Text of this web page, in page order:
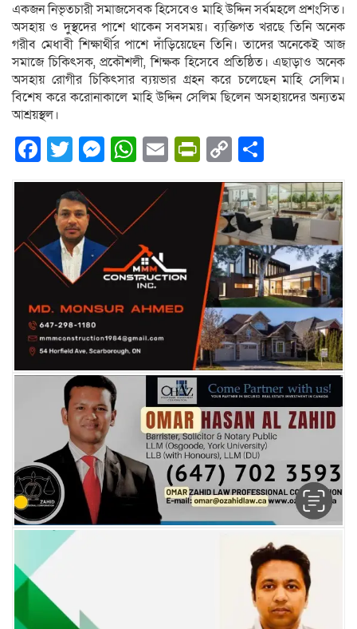
একজন নিভৃতচারী সমাজসেবক হিসেবেও মাহি উদ্দিন সর্বমহলে প্রশংসিত।
অসহায় ও দুস্থদের পাশে থাকেন সবসময়। ব্যক্তিগত খরছে তিনি অনেক
গরীব মেধাবী শিক্ষার্থীর পাশে দাঁড়িয়েছেন তিনি। তাদের অনেকেই আজ
সমাজে চিকিৎসক, প্রকৌশলী, শিক্ষক হিসেবে প্রতিষ্ঠিত। এছাড়াও অনেক
অসহায় রোগীর চিকিৎসার ব্যয়ভার গ্রহন করে চলেছেন মাহি সেলিম।
বিশেষ করে করোনাকালে মাহি উদ্দিন সেলিম ছিলেন অসহায়দের অন্যতম
আশ্রয়স্থল।
Facebook
Twitter
Messenger
WhatsApp
EmailPrintFriendly
Copy
Link